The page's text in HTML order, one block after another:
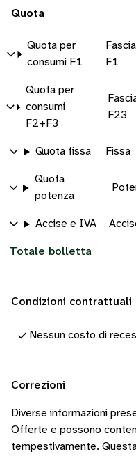
Quota
Quota per
consumi F1
Fascia
F1
Quota per
consumi
F2+F3
F23
Quota fissa Fissa
Quota
potenza
Accise e IVA
Totale bolletta
Condizioni contrattuali
Nessun costo di
Correzioni
Diverse informazioni
Offerte e possono
tempestivamente.